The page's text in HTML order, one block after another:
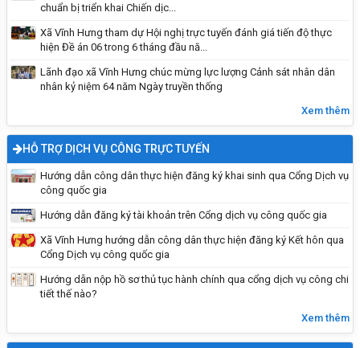
chuẩn bị triển khai Chiến dịc...
Xã Vĩnh Hưng tham dự Hội nghị trực tuyến đánh giá tiến độ thực
hiện Đề án 06 trong 6 tháng đầu nă...
Lãnh đạo xã Vĩnh Hưng chúc mừng lực lượng Cảnh sát nhân dân
nhân kỷ niệm 64 năm Ngày truyền thống
Xem thêm
HỖ TRỢ DỊCH VỤ CÔNG TRỰC TUYẾN
Hướng dẫn công dân thực hiện đăng ký khai sinh qua Cổng Dịch vụ
công quốc gia
Hướng dẫn đăng ký tài khoản trên Cổng dịch vụ công quốc gia
Xã Vĩnh Hưng hướng dẫn công dân thực hiện đăng ký Kết hôn qua
Cổng Dịch vụ công quốc gia
Hướng dẫn nộp hồ sơ thủ tục hành chính qua cổng dịch vụ công chi
tiết thế nào?
Xem thêm
Kỹ năng sống: Đi một mình an toàn
Phòng chống bệnh dại tiêm phòng cho chó
mèo